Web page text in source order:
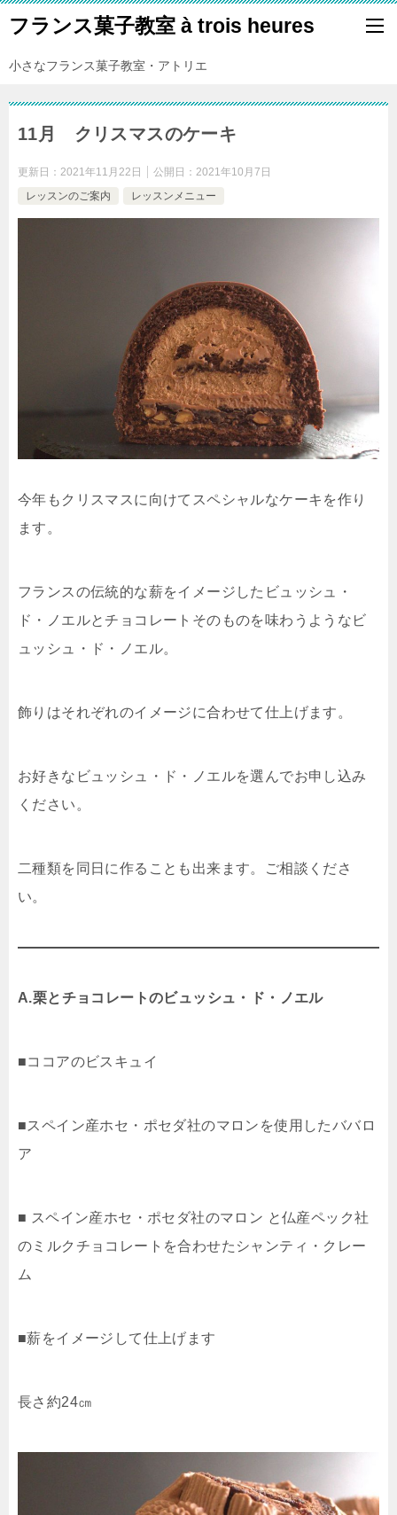
フランス菓子教室 à trois heures
小さなフランス菓子教室・アトリエ
11月 クリスマスのケーキ
更新日： 2021年11月22日 公開日： 2021年10月7日
レッスンのご案内
レッスンメニュー
今年もクリスマスに向けてスペシャルなケーキを作り
ます。
フランスの伝統的な薪をイメージしたビュッシュ・
ド・ノエルとチョコレートそのものを味わうようなビ
ュッシュ・ド・ノエル。
飾りはそれぞれのイメージに合わせて仕上げます。
お好きなビュッシュ・ド・ノエルを選んでお申し込み
ください。
二種類を同日に作ることも出来ます。ご相談くださ
い。
A.栗とチョコレートのビュッシュ・ド・ノエル
■ココアのビスキュイ
■スペイン産ホセ・ポセダ社のマロンを使用したババロ
ア
■ スペイン産ホセ・ポセダ社のマロン と仏産ペック社
のミルクチョコレートを合わせたシャンティ・クレー
ム
■薪をイメージして仕上げます
長さ約24㎝